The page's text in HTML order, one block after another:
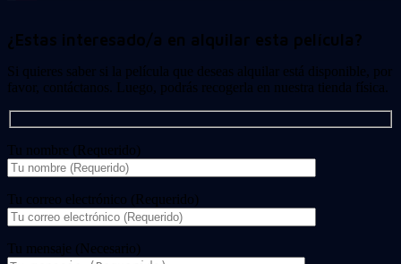
¿Estas interesado/a en alquilar esta película?
Si quieres saber si la película que deseas alquilar está disponible, por
favor, contáctanos. Luego, podrás recogerla en nuestra tienda física.
Tu nombre (Requerido)
Tu correo electrónico (Requerido)
Tu mensaje (Necesario)